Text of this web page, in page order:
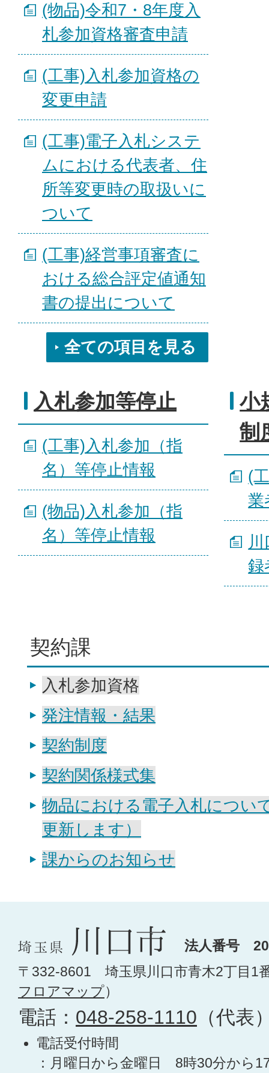
(物品)令和7・8年度入
札参加資格審査申請
(工事)入札参加資格の
変更申請
(工事)電子入札システ
ムにおける代表者、住
所等変更時の取扱いに
ついて
(工事)経営事項審査に
おける総合評定値通知
書の提出について
全ての項目を見る
入札参加等停止
(工事)入札参加（指
名）等停止情報
(物品)入札参加（指
名）等停止情報
小
制
(
業
録
契約課
入札参加資格
発注情報・結果
契約制度
契約関係様式集
物品における電子入札につい
更新します）
課からのお知らせ
法人番号
〒332-8601 埼玉県川口市青木2丁目1
フロアマップ）
電話： 048-258-1110 （代表
電話受付時間
：月曜日から金曜日 8時30分から